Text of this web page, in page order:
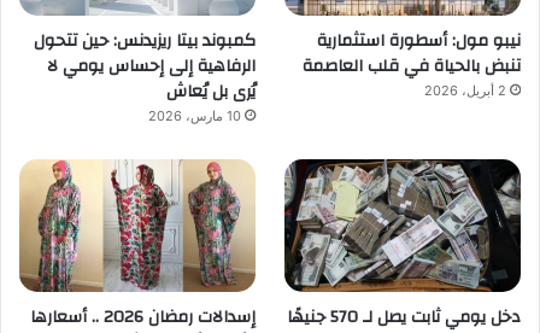
نيبو مول: أسطورة استثمارية
تنبض بالحياة في قلب العاصمة
2 أبريل، 2026
كمبوند بيتا ريزيدنس: حين تتحول
الرفاهية إلى إحساس يومي لا
يُرى بل يُعاش
10 مارس، 2026
دخل يومي ثابت يصل لـ 570 جنيهًا
إسدالات رمضان 2026 .. أسعارها